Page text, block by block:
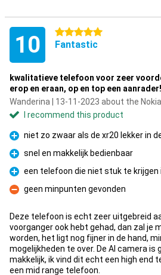
10 5 stars
Fantastic
kwalitatieve telefoon voor zeer
erop en eraan, op en top een aanrader!
Wanderina | 13-11-2023 about the
I recommend this product
Pro
niet zo zwaar als de xr20 lekker in
Pro
snel en makkelijk bedienbaar
Pro
een telefoon die niet stuk te krijgen
Con
geen minpunten gevonden
Deze telefoon is echt zeer uitgebreid
voorganger ook hebt gehad, dan zal je
worden, het ligt nog fijner in de hand,
mogelijkheden te over. De AI camera is
makkelijk, ik vind dit echt een high end
een mid range telefoon.